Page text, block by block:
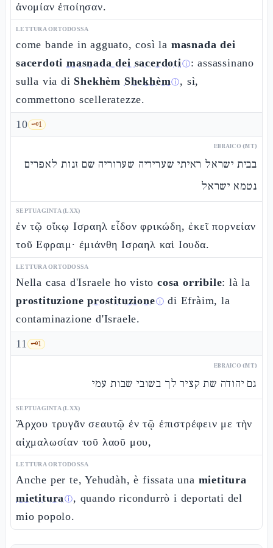
ἀνομίαν ἐποίησαν.
LETTURA ORTODOSSA
come bande in agguato, così la masnada dei
sacerdoti masnada dei sacerdotiⓘ: assassinano
sulla via di Shekhèm Shekhèmⓘ, sì,
commettono scelleratezze.
10 🗝️1
EBRAICO (MT)
בבית ישראל ראיתי שעריריה שערוריה שם זנות לאפרים
נטמא ישראל
SEPTUAGINTA (LXX)
ἐν τῷ οἴκῳ Ισραηλ εἶδον φρικώδη, ἐκεῖ πορνείαν
τοῦ Εφραιμ· ἐμιάνθη Ισραηλ καὶ Ιουδα.
LETTURA ORTODOSSA
Nella casa d'Israele ho visto cosa orribile: là la
prostituzione prostituzioneⓘ di Efràim, la
contaminazione d'Israele.
11 🗝️1
EBRAICO (MT)
גם יהודה שת קציר לך בשובי שבות עמי
SEPTUAGINTA (LXX)
Ἄρχου τρυγᾶν σεαυτῷ ἐν τῷ ἐπιστρέφειν με τὴν
αἰχμαλωσίαν τοῦ λαοῦ μου,
LETTURA ORTODOSSA
Anche per te, Yehudàh, è fissata una mietitura
mietituraⓘ, quando ricondurrò i deportati del
mio popolo.